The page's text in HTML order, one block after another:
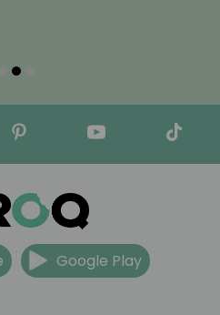
Google Play